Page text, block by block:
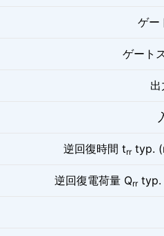
ゲー
ゲート
逆回復時間 trrtyp.
逆回復電荷量 Qrrtyp.